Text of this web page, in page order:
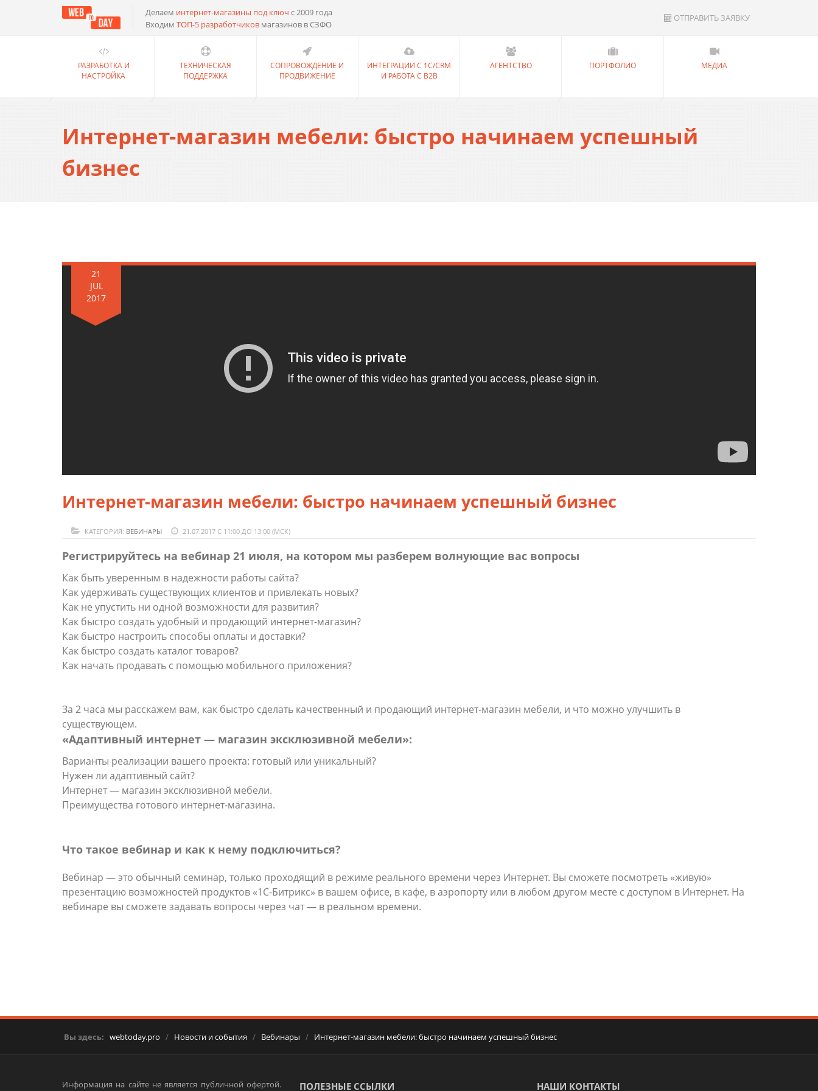
Делаем интернет-магазины под ключ с 2009 года
Входим ТОП-5 разработчиков магазинов в СЗФО
ОТПРАВИТЬ ЗАЯВКУ
РАЗРАБОТКА И
НАСТРОЙКА
ТЕХНИЧЕСКАЯ
ПОДДЕРЖКА
СОПРОВОЖДЕНИЕ И
ПРОДВИЖЕНИЕ
ИНТЕГРАЦИИ С 1С/CRM
И РАБОТА С B2B
АГЕНТСТВО ПОРТФОЛИО МЕДИА
Интернет-магазин мебели: быстро начинаем успешный
бизнес
21
JUL
2017
Интернет-магазин мебели: быстро начинаем успешный бизнес
КАТЕГОРИЯ: ВЕБИНАРЫ 21.07.2017 С 11:00 ДО 13:00 (МСК)
Регистрируйтесь на вебинар 21 июля, на котором мы разберем волнующие вас вопросы
Как быть уверенным в надежности работы сайта?
Как удерживать существующих клиентов и привлекать новых?
Как не упустить ни одной возможности для развития?
Как быстро создать удобный и продающий интернет-магазин?
Как быстро настроить способы оплаты и доставки?
Как быстро создать каталог товаров?
Как начать продавать с помощью мобильного приложения?
За 2 часа мы расскажем вам, как быстро сделать качественный и продающий интернет-магазин мебели, и что можно улучшить в
существующем.
«Адаптивный интернет — магазин эксклюзивной мебели»:
Варианты реализации вашего проекта: готовый или уникальный?
Нужен ли адаптивный сайт?
Интернет — магазин эксклюзивной мебели.
Преимущества готового интернет-магазина.
Что такое вебинар и как к нему подключиться?
Вебинар — это обычный семинар, только проходящий в режиме реального времени через Интернет. Вы сможете посмотреть «живую»
презентацию возможностей продуктов «1С-Битрикс» в вашем офисе, в кафе, в аэропорту или в любом другом месте с доступом в Интернет. На
вебинаре вы сможете задавать вопросы через чат — в реальном времени.
Вы здесь: webtoday.pro / Новости и события / Вебинары / Интернет-магазин мебели: быстро начинаем успешный бизнес
Информация на сайте не является публичной офертой.
ПОЛЕЗНЫЕ ССЫЛКИ НАШИ КОНТАКТЫ